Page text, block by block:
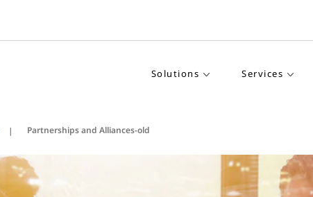
Solutions Services
Partnerships and Alliances-old